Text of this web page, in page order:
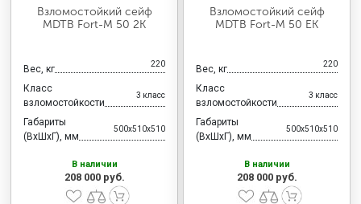
Взломостойкий сейф
MDTB Fort-M 50 2K
Вес, кг 220
Класс
взломостойкости
3 класс
Габариты
(ВхШхГ), мм
500x510x510
В наличии
208 000 руб.
Взломостойкий сейф
MDTB Fort-M 50 EK
Вес, кг 220
Класс
взломостойкости
3 класс
Габариты
(ВхШхГ), мм
500x510x510
В наличии
208 000 руб.